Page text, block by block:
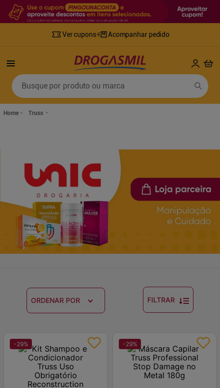
Ver cupons Acompanhar pedido
Busque por produto ou marca
Truss
ORDENAR POR FILTRAR
-29% -29%
Termos mais buscados
lenco umedecido
5º mounjaro